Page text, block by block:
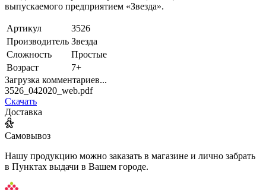
выпускаемого предприятием «Звезда».
Артикул
3526
Производитель Звезда
Сложность
Простые
Возраст
7+
Загрузка комментариев...
3526_042020_web.pdf
Скачать
Доставка
Самовывоз
Нашу продукцию можно заказать в магазине и лично забрать
в Пунктах выдачи в Вашем городе.